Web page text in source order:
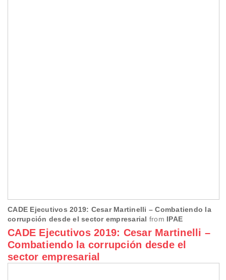
CADE Ejecutivos 2019: Cesar Martinelli – Combatiendo la
corrupción desde el sector empresarial from IPAE
CADE Ejecutivos 2019: Cesar Martinelli –
Combatiendo la corrupción desde el
sector empresarial